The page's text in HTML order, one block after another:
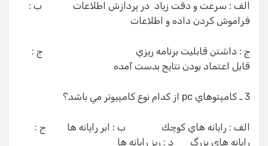
الف : سرعت و دقت زياد در پردازش اطلاعات ب :
فراموش كردن داده و اطلاعات
ج : داشتن قابليت برنامه ريزي ج :
قابل اعتماد بودن نتايح بدست آمده
3 ـ كامپتوهاي pc از كدام نوع كامپيوتر مي باشد؟
الف : رايانه هاي كوچك ب : ابر رايانه ها ج :
رايانه هاي بزرگ د : ريز رايانه ها